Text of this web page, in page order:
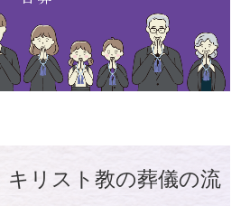
キリスト教の葬儀の流